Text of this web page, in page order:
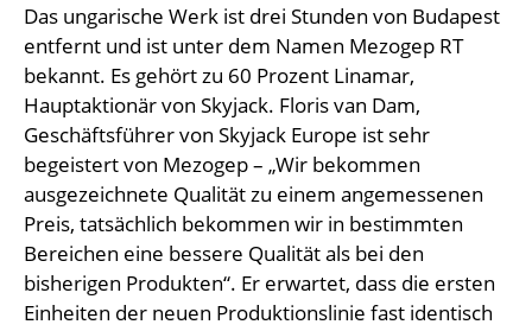
Das ungarische Werk ist drei Stunden von Budapest
entfernt und ist unter dem Namen Mezogep RT
bekannt. Es gehört zu 60 Prozent Linamar,
Hauptaktionär von Skyjack. Floris van Dam,
Geschäftsführer von Skyjack Europe ist sehr
begeistert von Mezogep – „Wir bekommen
ausgezeichnete Qualität zu einem angemessenen
Preis, tatsächlich bekommen wir in bestimmten
Bereichen eine bessere Qualität als bei den
bisherigen Produkten“. Er erwartet, dass die ersten
Einheiten der neuen Produktionslinie fast identisch